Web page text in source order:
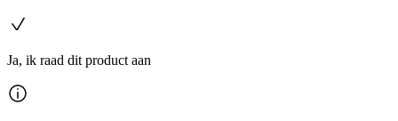
Ja, ik raad dit product aan